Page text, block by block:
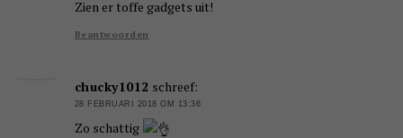
Zien er toffe gadgets uit!
Beantwoorden
chucky1012 schreef:
28 FEBRUARI 2018 OM 13:36
Zo schattig